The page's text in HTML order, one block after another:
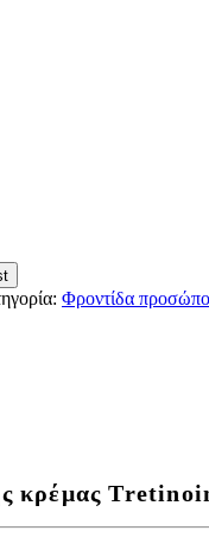
Φροντίδα
κρέμας